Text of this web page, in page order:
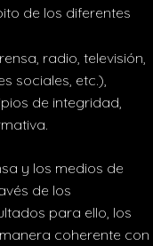
de los diferentes
radio, televisión,
sociales, etc.),
de integridad,
y los medios de
de los
para ello, los
coherente con